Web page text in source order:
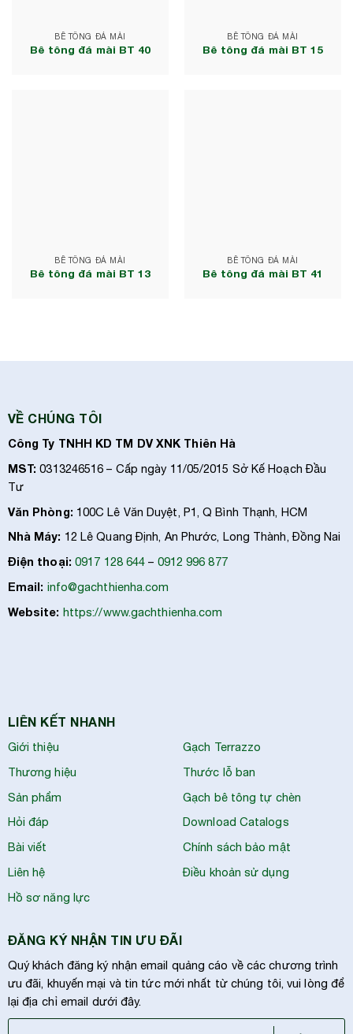
BÊ TÔNG ĐÁ MÀI
Bê tông đá mài BT 40
BÊ TÔNG ĐÁ MÀI
Bê tông đá mài BT 15
BÊ TÔNG ĐÁ MÀI
Bê tông đá mài BT 13
BÊ TÔNG ĐÁ MÀI
Bê tông đá mài BT 41
VỀ CHÚNG TÔI
Công Ty TNHH KD TM DV XNK Thiên Hà
MST: 0313246516 – Cấp ngày 11/05/2015 Sở Kế Hoạch Đầu
Tư
Văn Phòng: 100C Lê Văn Duyệt, P1, Q Bình Thạnh, HCM
Nhà Máy: 12 Lê Quang Định, An Phước, Long Thành, Đồng Nai
Điện thoại: 0917 128 644 – 0912 996 877
Email: info@gachthienha.com
Website: https://www.gachthienha.com
LIÊN KẾT NHANH
Giới thiệu
Thương hiệu
Sản phẩm
Hỏi đáp
Bài viết
Liên hệ
Hồ sơ năng lực
Gạch Terrazzo
Thước lỗ ban
Gạch bê tông tự chèn
Download Catalogs
Chính sách bảo mật
Điều khoản sử dụng
ĐĂNG KÝ NHẬN TIN ƯU ĐÃI
Quý khách đăng ký nhận email quảng cáo về các chương trình
ưu đãi, khuyến mại và tin tức mới nhất từ chúng tôi, vui lòng để
lại địa chỉ email dưới đây.